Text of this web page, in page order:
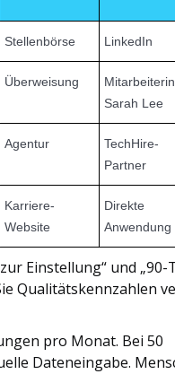
Stellenbörse LinkedIn
Überweisung
Sarah Lee
Agentur
TechHire-
Partner
Karriere-
Website
Direkte
Anwendung
Einstellung“ und „90-
Qualitätskennzahlen
pro Monat. Bei 50
Dateneingabe.